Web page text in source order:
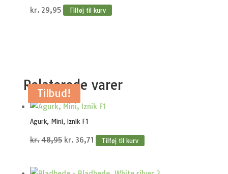
kr. 29,95 Tilføj til kurv
Relaterede varer
Tilbud!
Agurk, Mini, Iznik F1
kr.48,95 Den
kr. 36,71DenTilføj til kurv
Tilbud!
Tilbud!
Tilbud!
Tilbud!